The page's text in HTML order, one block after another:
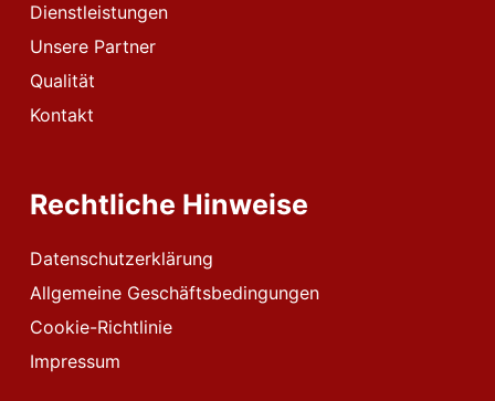
Dienstleistungen
Unsere Partner
Qualität
Kontakt
Rechtliche Hinweise
Datenschutzerklärung
Allgemeine Geschäftsbedingungen
Cookie-Richtlinie
Impressum